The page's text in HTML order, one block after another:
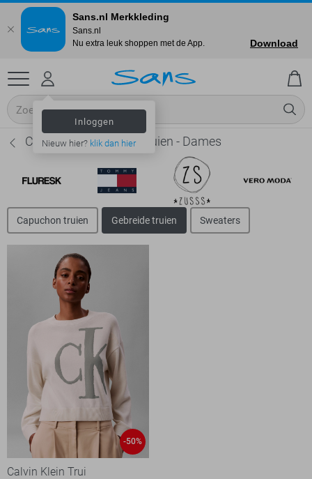
Inloggen
Nieuw hier? klik dan hier
Calvin Klein Gebreide truien - Dames
Capuchon truien Gebreide truien Sweaters
-50%
Calvin Klein Trui
Sans.nl Merkkleding
Sans.nl
Nu extra leuk shoppen met de App.
Download